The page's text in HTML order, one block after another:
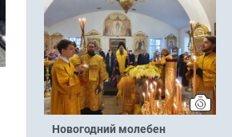
Новогодний молебен